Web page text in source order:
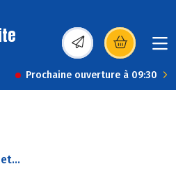
(s’ouvre dans une
Prochaine ouverture à 09:30